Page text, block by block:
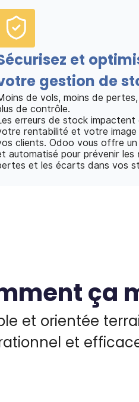
et
gestion de
de vols, moins de
de contrôle.
erreurs de stock
rentabilité et votre image
clients. Odoo vous offre un
automatisé pour prévenir les
et les écarts dans vos
ça
et orientée
et